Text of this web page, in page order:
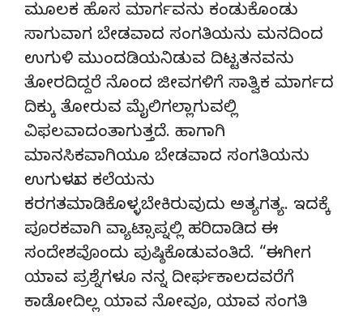
ಮೂಲಕ ಹೊಸ ಮಾರ್ಗವನು ಕಂಡುಕೊಂಡು
ಸಾಗುವಾಗ ಬೇಡವಾದ ಸಂಗತಿಯನು ಮನದಿಂದ
ಉಗುಳಿ ಮುಂದಡಿಯನಿಡುವ ದಿಟ್ಟತನವನು
ತೋರದಿದ್ದರೆ ನೊಂದ ಜೀವಗಳಿಗೆ ಸಾತ್ವಿಕ ಮಾರ್ಗದ
ದಿಕ್ಕು ತೋರುವ ಮೈಲಿಗಲ್ಲಾಗುವಲ್ಲಿ
ವಿಫಲವಾದಂತಾಗುತ್ತದೆ. ಹಾಗಾಗಿ
ಮಾನಸಿಕವಾಗಿಯೂ ಬೇಡವಾದ ಸಂಗತಿಯನು
ಉಗುಳುವ ಕಲೆಯನು
ಕರಗತಮಾಡಿಕೊಳ್ಳಬೇಕಿರುವುದು ಅತ್ಯಗತ್ಯ. ಇದಕ್ಕೆ
ಪೂರಕವಾಗಿ ವ್ಯಾಟ್ಸಾಪ್ನಲ್ಲಿ ಹರಿದಾಡಿದ ಈ
ಸಂದೇಶವೊಂದು ಪುಷ್ಠಿಕೊಡುವಂತಿದೆ. “ಈಗೀಗ
ಯಾವ ಪ್ರಶ್ನೆಗಳೂ ನನ್ನ ದೀರ್ಘಕಾಲದವರೆಗೆ
ಕಾಡೋದಿಲ್ಲ ಯಾವ ನೋವೂ, ಯಾವ ಸಂಗತಿ